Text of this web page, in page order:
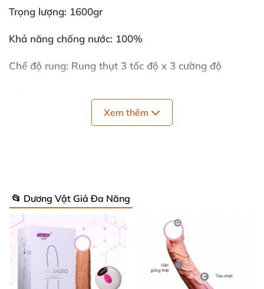
Trọng lượng: 1600gr
Khả năng chống nước: 100%
Chế độ rung: Rung thụt 3 tốc độ x 3 cường độ
Nguồn điện: 100 – 240V
Xoay: 360 độ
Âm thanh: Có trang bị loa ngoài phát âm thanh
Điều khiển: có điều khiển từ xa
Mã SP: DVR34
Xem thêm
📂 Dương Vật Giả Đa Năng